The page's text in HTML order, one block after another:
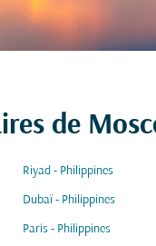
de
Riyad - Philippines
Dubaï - Philippines
Paris - Philippines